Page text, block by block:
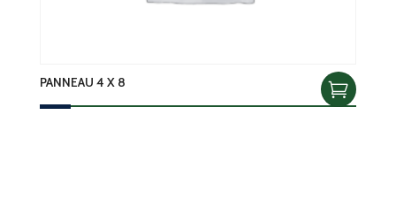
PANNEAU 4 X 8